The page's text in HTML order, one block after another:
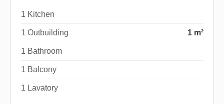
1 Kitchen
1 Outbuilding 1 m²
1 Bathroom
1 Balcony
1 Lavatory